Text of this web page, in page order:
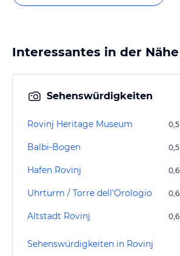
Interessantes in der Nähe
Sehenswürdigkeiten
Rovinj Heritage Museum 0,5
Balbi-Bogen 0,5
Hafen Rovinj 0,6
Uhrturm / Torre dell'Orologio 0,6
Altstadt Rovinj 0,6
Sehenswürdigkeiten in Rovinj